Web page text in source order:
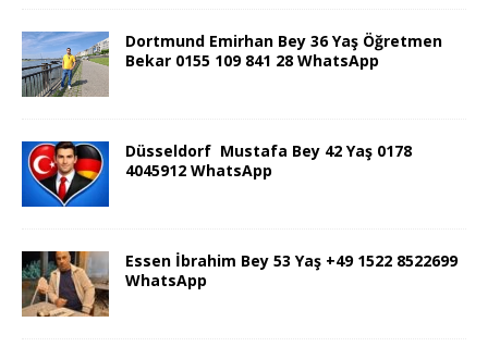
Dortmund Emirhan Bey 36 Yaş Öğretmen
Bekar 0155 109 841 28 WhatsApp
Düsseldorf Mustafa Bey 42 Yaş 0178
4045912 WhatsApp
Essen İbrahim Bey 53 Yaş +49 1522 8522699
WhatsApp